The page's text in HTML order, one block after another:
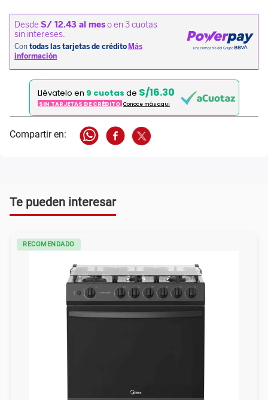
Llévatelo en 9 cuotas de S/16.30
SIN TARJETAS DE CRÉDITO Conoce más aqui
Te pueden interesar
RECOMENDADO